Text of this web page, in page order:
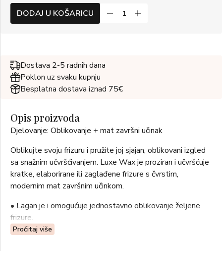
DODAJ U KOŠARICU
Dostava 2-5 radnih dana
Poklon uz svaku kupnju
Besplatna dostava iznad 75€
Opis proizvoda
Djelovanje: Oblikovanje + mat završni učinak
Oblikujte svoju frizuru i pružite joj sjajan, oblikovani izgled
sa snažnim učvršćivanjem. Luxe Wax je proziran i učvršćuje
kratke, elaborirane ili zaglađene frizure s čvrstim,
modernim mat završnim učinkom.
• Lagan je i omogućuje jednostavno oblikovanje željene
frizure.
• Pruža frizurama učvršćivanje i predivnu teksturu, čak i u
• Mikrokristalni vosak pomaže oblikovati kosu, zaglađuje
Pročitaj više